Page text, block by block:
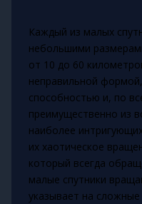
Каждый из малых
небольшими
от 10 до 60
неправильной
способностью и, по
преимущественно из
наиболее
их хаотическое
который всегда
малые спутники
указывает на